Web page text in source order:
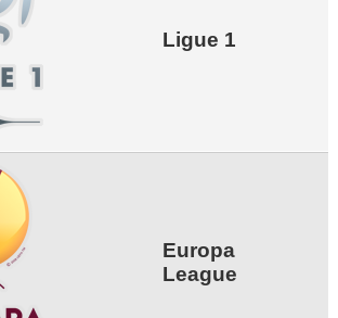
Ligue 1
Europa
League